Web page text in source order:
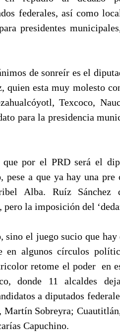
federales, así como
presidentes
de sonreír es el
quien esta muy molesto
Texcoco,
para la presidencia
que por el PRD será el
pese a que ya hay una pre
Alba. Ruíz Sánchez
la imposición del
sino el juego sucio que
en algunos círculos
retome el poder en
donde 11 alcaldes
a diputados
Sobreyra;
Capuchino.